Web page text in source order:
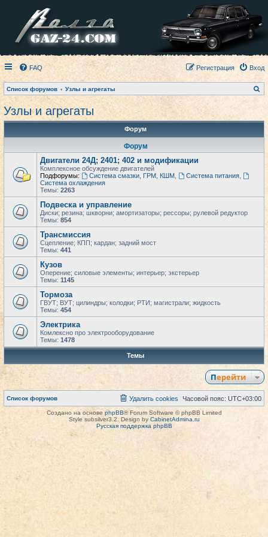
FAQ Вход
Регистрация
Список форумов Узлы и агрегаты
о
Узлы и агрегаты
Форум
Форум
Двигатели 24Д; 2401; 402 и модификации
Комплексное обсуждение двигателей
Подфорумы:
Система смазки, ГРМ, КШМ, Система питания,
Система охлаждения
Темы: 2263
Подвеска и управление
Диски; резина; шкворни; амортизаторы; рессоры; рулевой редуктор
Темы: 854
Трансмиссия
Сцепление; КПП; кардан; задний мост
Темы: 441
Кузов
Оперение; силовые элементы; интерьер; экстерьер
Темы: 1145
Тормоза
ГВУТ; ВУТ; цилиндры; колодки; РТИ; магистрали; жидкость
Темы: 454
Электрика
Комлексно про электрооборудование
Темы: 1478
Темы
Перейти
Список форумов Часовой пояс: UTC+03:00
Удалить cookies
Создано на основе phpBB® Forum Software © phpBB Limited
Style subsilver3.2. Design by CabinetAdmina.ru
Русская поддержка phpBB